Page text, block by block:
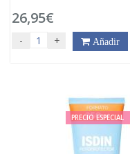
26,95€
- + Añadir
PRECIO ESPECIAL